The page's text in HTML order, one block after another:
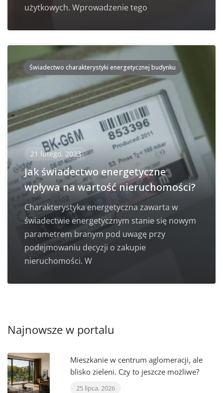
użytkowych. Wprowadzenie tego
Świadectwo charakterystyki energetycznej budynku
21 lutego, 2023
Jak świadectwo energetyczne
wpływa na wartość nieruchomości?
Charakterystyka energetyczna zawarta w
świadectwie energetycznym stanie się nowym
parametrem branym pod uwagę przy
podejmowaniu decyzji o zakupie
nieruchomości. W
Najnowsze w portalu
Mieszkanie w centrum aglomeracji, ale
blisko zieleni. Czy to jeszcze możliwe?
25 lipca, 2026